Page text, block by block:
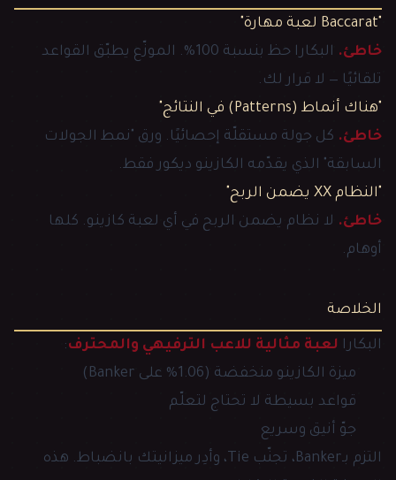
"Baccarat لعبة مهارة"
خاطئ.
البكارا حظ بنسبة 100%. الموزّع يطبّق القواعد
تلقائيًا — لا قرار لك.
"هناك أنماط (Patterns) في النتائج"
خاطئ. كل جولة مستقلّة إحصائيًا. ورق "نمط الجولات
السابقة" الذي يقدّمه الكازينو ديكور فقط.
"النظام XX يضمن الربح"
خاطئ. لا نظام يضمن الربح في أي لعبة كازينو. كلها
أوهام.
الخلاصة
البكارا لعبة مثالية للاعب الترفيهي والمحترف:
ميزة الكازينو منخفضة (1.06% على Banker)
قواعد بسيطة لا تحتاج لتعلّم
جوّ أنيق وسريع
التزم بـBanker، تجنّب Tie، وأدِر ميزانيتك بانضباط. هذه